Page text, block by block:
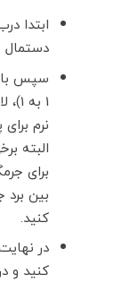
ابتدا
سپس با
1
نرم
البته
برای
بین
کنید.
در
کنید و